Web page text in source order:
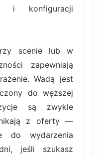
i konfiguracji
scenie lub w
zapewniają
Wadą jest
do węższej
są zwykle
z oferty —
do wydarzenia
jeśli szukasz